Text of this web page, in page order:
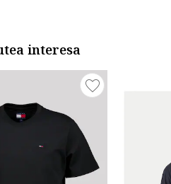
interesa